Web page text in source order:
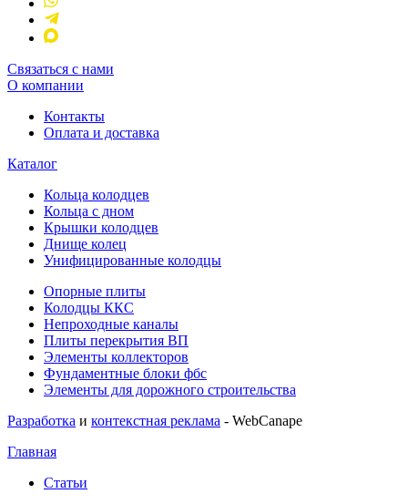
Связаться с нами
О компании
Контакты
Оплата и доставка
Каталог
Кольца колодцев
Кольца с дном
Крышки колодцев
Днище колец
Унифицированные колодцы
Опорные плиты
Колодцы ККС
Непроходные каналы
Плиты перекрытия ВП
Элементы коллекторов
Фундаментные блоки фбс
Элементы для дорожного строительства
Разработка и контекстная реклама - WebCanape
Главная
Статьи